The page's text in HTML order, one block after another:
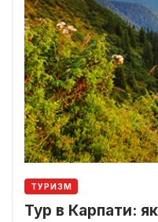
ТУРИЗМ
Тур в Карпати: